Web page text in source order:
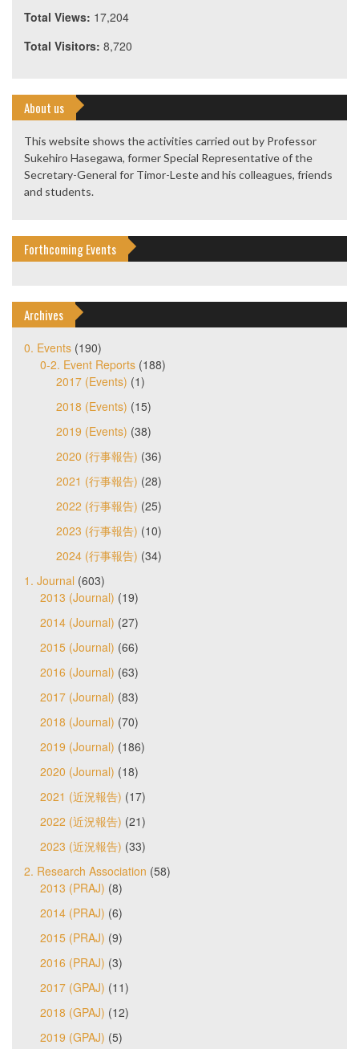
Total Views: 17,204
Total Visitors: 8,720
About us
This website shows the activities carried out by Professor
Sukehiro Hasegawa, former Special Representative of the
Secretary-General for Timor-Leste and his colleagues, friends
and students.
Forthcoming Events
Archives
0. Events (190)
0-2. Event Reports (188)
2017 (Events) (1)
2018 (Events) (15)
2019 (Events) (38)
2020 (行事報告) (36)
2021 (行事報告) (28)
2022 (行事報告) (25)
2023 (行事報告) (10)
2024 (行事報告) (34)
1. Journal (603)
2013 (Journal) (19)
2014 (Journal) (27)
2015 (Journal) (66)
2016 (Journal) (63)
2017 (Journal) (83)
2018 (Journal) (70)
2019 (Journal) (186)
2020 (Journal) (18)
2021 (近況報告) (17)
2022 (近況報告) (21)
2023 (近況報告) (33)
2. Research Association (58)
2013 (PRAJ) (8)
2014 (PRAJ) (6)
2015 (PRAJ) (9)
2016 (PRAJ) (3)
2017 (GPAJ) (11)
2018 (GPAJ) (12)
2019 (GPAJ) (5)